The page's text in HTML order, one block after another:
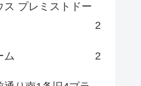
プレミストドー
2
ム 2